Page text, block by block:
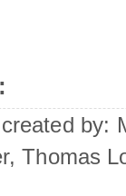
by:
Thomas